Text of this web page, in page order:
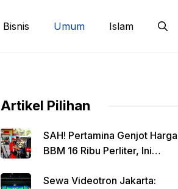
Bisnis Umum Islam
Artikel Pilihan
SAH! Pertamina Genjot Harga
BBM 16 Ribu Perliter, Ini
Sewa Videotron Jakarta: